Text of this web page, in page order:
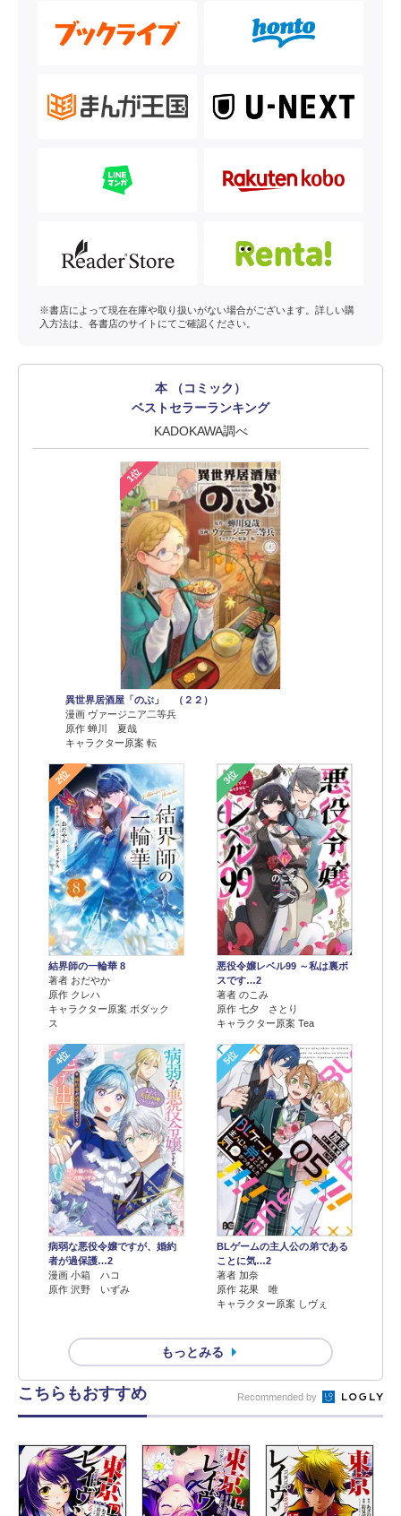
※書店によって現在在庫や取り扱いがない場合がございます。詳しい購
入方法は、各書店のサイトにてご確認ください。
本 （コミック）
ベストセラーランキング
KADOKAWA調べ
1位
異世界居酒屋「のぶ」 （２２）
漫画 ヴァージニア二等兵
原作 蝉川 夏哉
キャラクター原案 転
2位
結界師の一輪華 8
著者 おだやか
原作 クレハ
キャラクター原案 ボダック
ス
3位
悪役令嬢レベル99 ～私は裏ボ
スです…2
著者 のこみ
原作 七夕 さとり
キャラクター原案 Tea
4位
病弱な悪役令嬢ですが、婚約
者が過保護…2
漫画 小箱 ハコ
原作 沢野 いずみ
5位
BLゲームの主人公の弟である
ことに気…2
著者 加奈
原作 花果 唯
キャラクター原案 しヴぇ
もっとみる
こちらもおすすめ Recommended by